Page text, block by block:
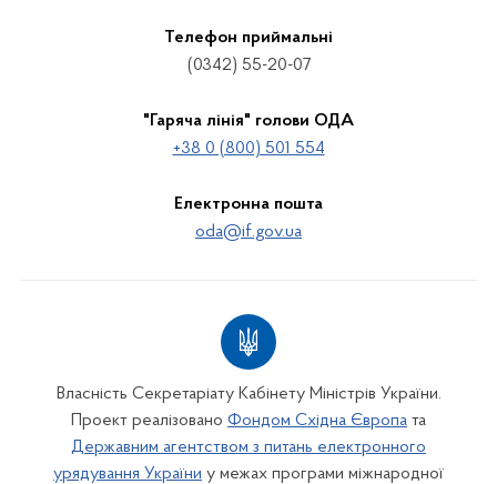
Телефон приймальні
(0342) 55-20-07
"Гаряча лінія" голови ОДА
+38 0 (800) 501 554
Електронна пошта
oda@if.gov.ua
Власність Секретаріату Кабінету Міністрів України.
Проект реалізовано Фондом Східна Європа та
Державним агентством з питань електронного
урядування України у межах програми міжнародної